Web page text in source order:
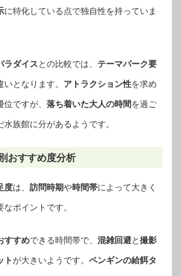
に特化している点で独自性を持っていま
ラダイスとの比較では、 テーマパーク要
となります。 アトラクション性を求め
ですが、 落ち着いた大人の時間を過ご
水族館に分があるようです。
おすすめ度分析
度は、 訪問時期や時間帯によって大きく
ポイントです。
すすめできる時間帯で、 混雑回避と撮影
トが大きいようです。 ペンギンの給餌タ